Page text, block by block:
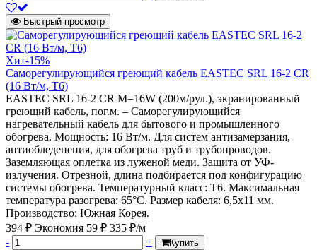
Быстрый просмотр
Хит-15%
Саморегулирующийся греющий кабель EASTEC SRL 16-2 CR
(16 Вт/м, Т6)
EASTEC SRL 16-2 CR M=16W (200м/рул.), экранированный
греющий кабель, пог.м. – Саморегулирующийся
нагревательный кабель для бытового и промышленного
обогрева. Мощность: 16 Вт/м. Для систем антизамерзания,
антиобледенения, для обогрева труб и трубопроводов.
Заземляющая оплетка из луженой меди. Защита от УФ-
излучения. Отрезной, длина подбирается под конфигурацию
системы обогрева. Температурный класс: Т6. Максимальная
температура разогрева: 65°С. Размер кабеля: 6,5х11 мм.
Производство: Южная Корея.
394 ₽ Экономия 59 ₽ 335 ₽/м
-
+ Купить